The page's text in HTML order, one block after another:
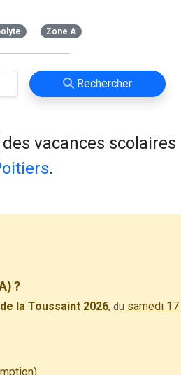
Zone A
Rechercher
des vacances scolaires
.
?
la Toussaint 2026, du samedi 17